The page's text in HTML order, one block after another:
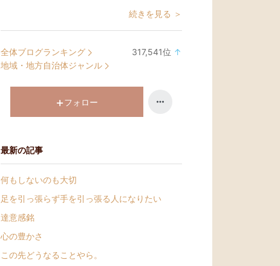
続きを見る ＞
全体ブログランキング 317,541位 ↑
地域・地方自治体ジャンル
フォロー
最新の記事
何もしないのも大切
足を引っ張らず手を引っ張る人になりたい
達意感銘
心の豊かさ
この先どうなることやら。